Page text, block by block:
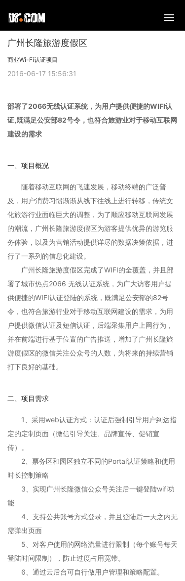
广州长隆旅游度假区
商业Wi-Fi认证项目
2016-06-17 15:56:31
部署了2066无线认证系统，为用户提供便捷的WIFI认
证,既满足公安部82号令，也符合旅游业对于移动互联网
建设的需求
一、项目概况
随着移动互联网的飞速发展，移动终端的广泛普
及，用户消费习惯渐渐从线下往线上进行转移，传统文
化旅游行业面临巨大的调整，为了顺应移动互联网发展
的潮流，广州长隆旅游度假区为游客提供优异的游览服
务体验，以及为营销活动提供详尽的数据决策依据，进
行了一系列的信息化建设。
广州长隆旅游度假区完成了WIFI的全覆盖，并且部
署了城市热点2066 无线认证系统，为广大访客用户提
供便捷的WIFI认证登陆的系统，既满足公安部的82号
令，也符合旅游行业对于移动互联网建设的需求，为用
户提供微信认证及短信认证，后端采集用户上网行为，
并在前端进行基于位置的广告推送，增加了广州长隆旅
游度假区的微信关注公众号的人数，为将来的持续营销
打下良好的基础。
二、项目需求
1、采用web认证方式：认证后强制引导用户到达指
定的定制页面（微信引导关注、品牌宣传、促销宣
传）。
2、票务区和园区独立不同的Portal认证策略和使用
时长控制策略
3、实现广州长隆微信公众号关注后一键登陆wifi功
能
4、支持公共账号方式登录，并且登陆后一天之内无
需弹出页面
5、对客户使用的网络流量进行限制（每个账号每天
登陆时间限制），防止过度占用宽带。
6、通过云后台可自行做用户管理和策略配置。